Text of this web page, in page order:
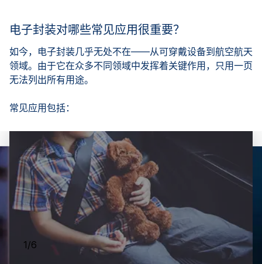
电子封装对哪些常见应用很重要？
如今，电子封装几乎无处不在——从可穿戴设备到航空航天
领域。由于它在众多不同领域中发挥着关键作用，只用一页
无法列出所有用途。
常见应用包括：
1/6